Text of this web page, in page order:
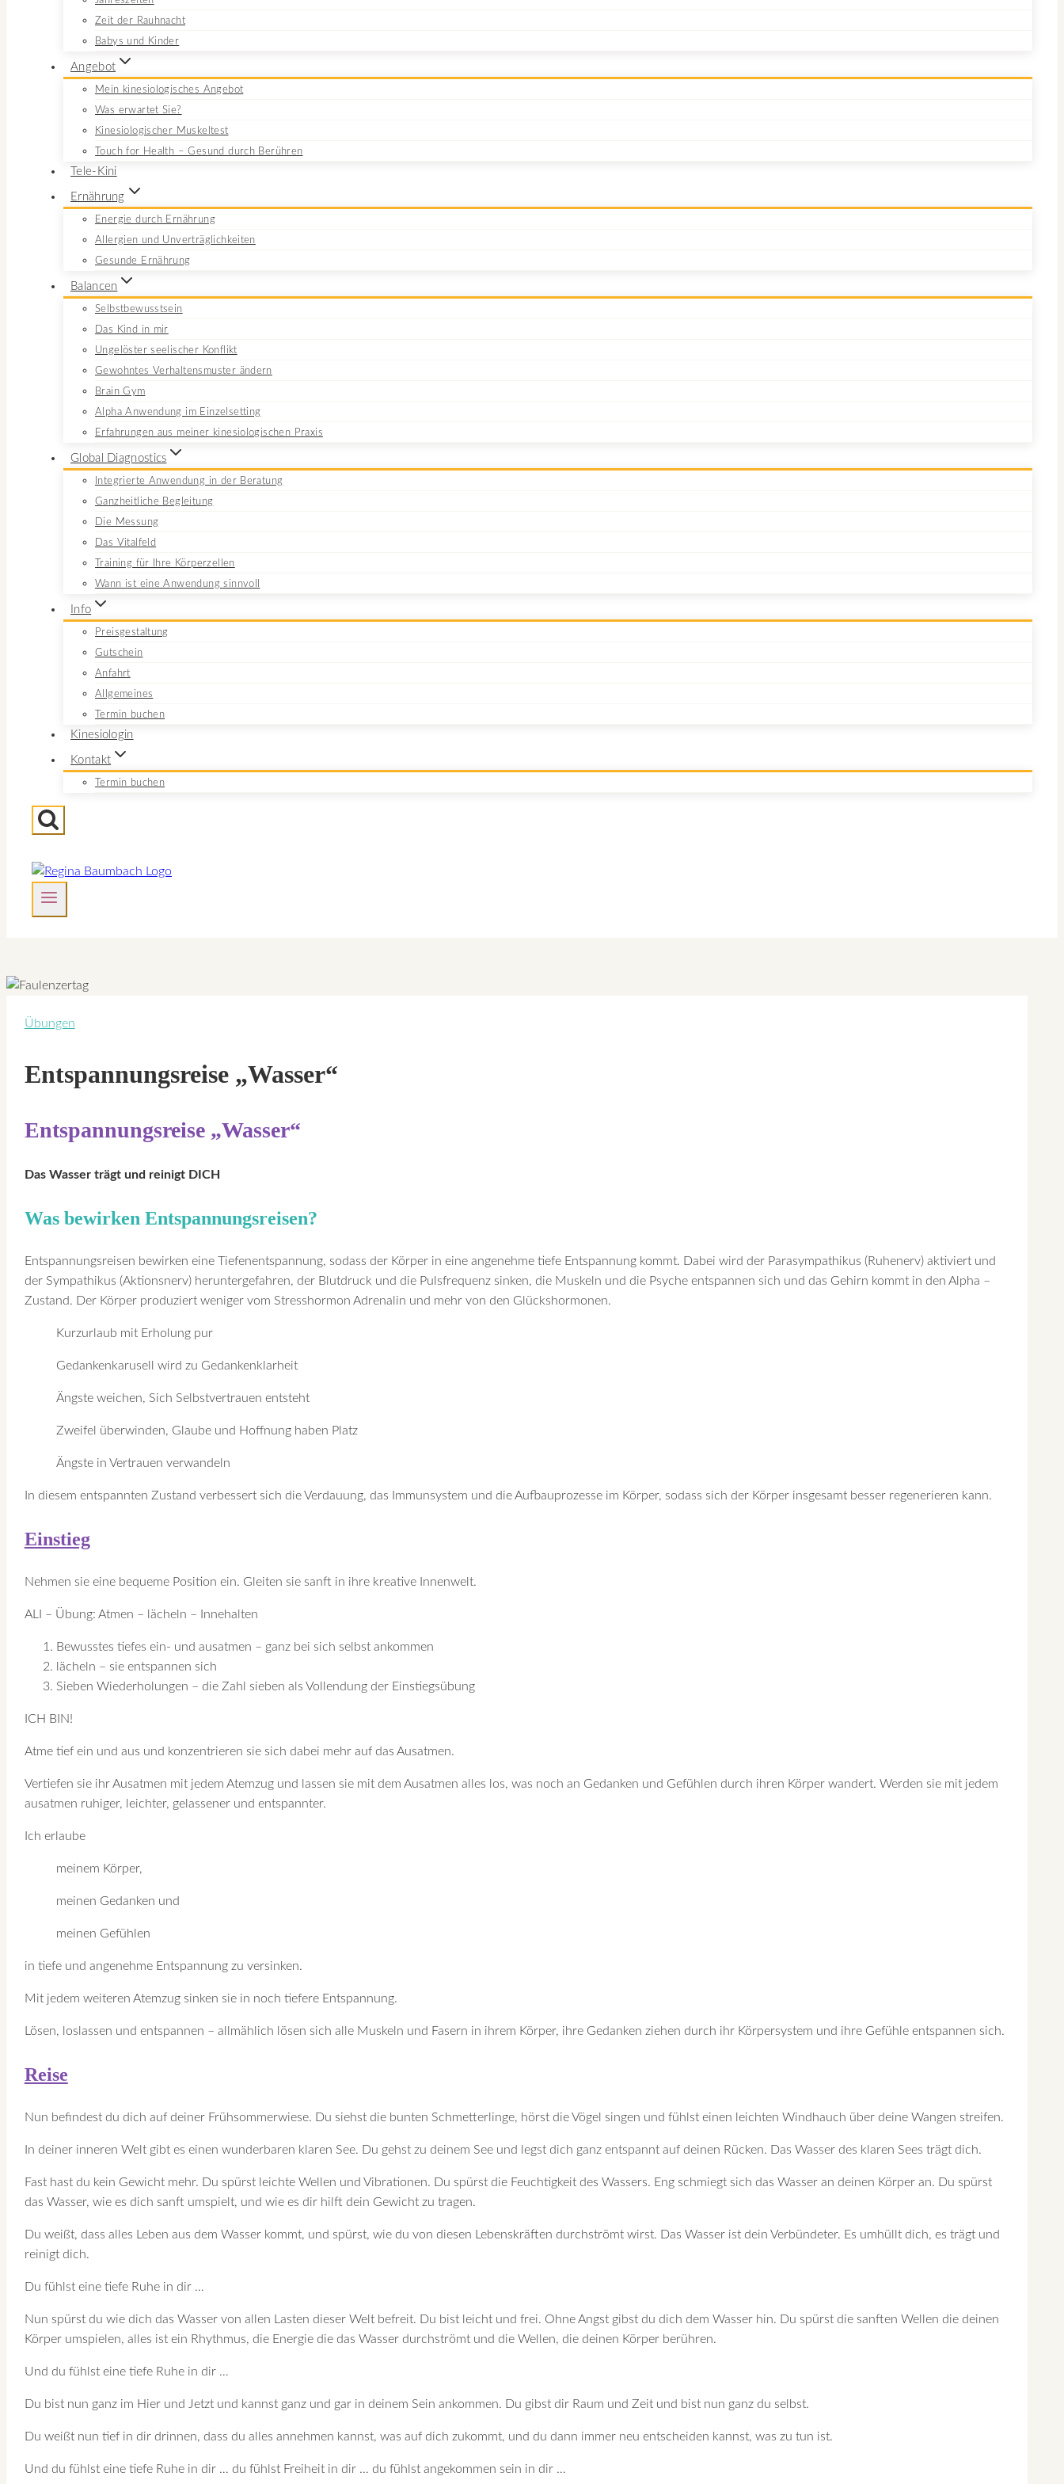
Zeit der Rauhnacht
Babys und Kinder
Angebot
Mein kinesiologisches Angebot
Was erwartet Sie?
Kinesiologischer Muskeltest
Touch for Health – Gesund durch Berühren
Tele-Kini
Ernährung
Energie durch Ernährung
Allergien und Unverträglichkeiten
Gesunde Ernährung
Balancen
Selbstbewusstsein
Das Kind in mir
Ungelöster seelischer Konflikt
Gewohntes Verhaltensmuster ändern
Brain Gym
Alpha Anwendung im Einzelsetting
Erfahrungen aus meiner kinesiologischen Praxis
Global Diagnostics
Integrierte Anwendung in der Beratung
Ganzheitliche Begleitung
Die Messung
Das Vitalfeld
Training für Ihre Körperzellen
Wann ist eine Anwendung sinnvoll
Info
Preisgestaltung
Gutschein
Anfahrt
Allgemeines
Termin buchen
Kinesiologin
Kontakt
Termin buchen
Übungen
Entspannungsreise „Wasser“
Entspannungsreise „Wasser“
Das Wasser trägt und reinigt DICH
Was bewirken Entspannungsreisen?
Entspannungsreisen bewirken eine Tiefenentspannung, sodass der Körper in eine angenehme tiefe Entspannung kommt. Dabei wird der Parasympathikus (Ruhenerv) aktiviert und
der Sympathikus (Aktionsnerv) heruntergefahren, der Blutdruck und die Pulsfrequenz sinken, die Muskeln und die Psyche entspannen sich und das Gehirn kommt in den Alpha –
Zustand. Der Körper produziert weniger vom Stresshormon Adrenalin und mehr von den Glückshormonen.
Kurzurlaub mit Erholung pur
Gedankenkarusell wird zu Gedankenklarheit
Ängste weichen, Sich Selbstvertrauen entsteht
Zweifel überwinden, Glaube und Hoffnung haben Platz
Ängste in Vertrauen verwandeln
In diesem entspannten Zustand verbessert sich die Verdauung, das Immunsystem und die Aufbauprozesse im Körper, sodass sich der Körper insgesamt besser regenerieren kann.
Einstieg
Nehmen sie eine bequeme Position ein. Gleiten sie sanft in ihre kreative Innenwelt.
ALI – Übung: Atmen – lächeln – Innehalten
Bewusstes tiefes ein- und ausatmen – ganz bei sich selbst ankommen
lächeln – sie entspannen sich
Sieben Wiederholungen – die Zahl sieben als Vollendung der Einstiegsübung
ICH BIN!
Atme tief ein und aus und konzentrieren sie sich dabei mehr auf das Ausatmen.
Vertiefen sie ihr Ausatmen mit jedem Atemzug und lassen sie mit dem Ausatmen alles los, was noch an Gedanken und Gefühlen durch ihren Körper wandert. Werden sie mit jedem
ausatmen ruhiger, leichter, gelassener und entspannter.
Ich erlaube
meinem Körper,
meinen Gedanken und
meinen Gefühlen
in tiefe und angenehme Entspannung zu versinken.
Mit jedem weiteren Atemzug sinken sie in noch tiefere Entspannung.
Lösen, loslassen und entspannen – allmählich lösen sich alle Muskeln und Fasern in ihrem Körper, ihre Gedanken ziehen durch ihr Körpersystem und ihre Gefühle entspannen sich.
Reise
Nun befindest du dich auf deiner Frühsommerwiese. Du siehst die bunten Schmetterlinge, hörst die Vögel singen und fühlst einen leichten Windhauch über deine Wangen streifen.
In deiner inneren Welt gibt es einen wunderbaren klaren See. Du gehst zu deinem See und legst dich ganz entspannt auf deinen Rücken. Das Wasser des klaren Sees trägt dich.
Fast hast du kein Gewicht mehr. Du spürst leichte Wellen und Vibrationen. Du spürst die Feuchtigkeit des Wassers. Eng schmiegt sich das Wasser an deinen Körper an. Du spürst
das Wasser, wie es dich sanft umspielt, und wie es dir hilft dein Gewicht zu tragen.
Du weißt, dass alles Leben aus dem Wasser kommt, und spürst, wie du von diesen Lebenskräften durchströmt wirst. Das Wasser ist dein Verbündeter. Es umhüllt dich, es trägt und
reinigt dich.
Du fühlst eine tiefe Ruhe in dir …
Nun spürst du wie dich das Wasser von allen Lasten dieser Welt befreit. Du bist leicht und frei. Ohne Angst gibst du dich dem Wasser hin. Du spürst die sanften Wellen die deinen
Körper umspielen, alles ist ein Rhythmus, die Energie die das Wasser durchströmt und die Wellen, die deinen Körper berühren.
Und du fühlst eine tiefe Ruhe in dir …
Du bist nun ganz im Hier und Jetzt und kannst ganz und gar in deinem Sein ankommen. Du gibst dir Raum und Zeit und bist nun ganz du selbst.
Du weißt nun tief in dir drinnen, dass du alles annehmen kannst, was auf dich zukommt, und du dann immer neu entscheiden kannst, was zu tun ist.
Und du fühlst eine tiefe Ruhe in dir … du fühlst Freiheit in dir … du fühlst angekommen sein in dir …